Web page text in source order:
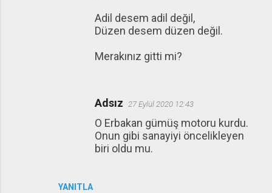
YANITLA
Adil desem adil değil,
Düzen desem düzen değil.
Merakınız gitti mi?
Adsız 27 Eylül 2020 12:43
O Erbakan gümüş motoru kurdu.
Onun gibi sanayiyi öncelikleyen
biri oldu mu.